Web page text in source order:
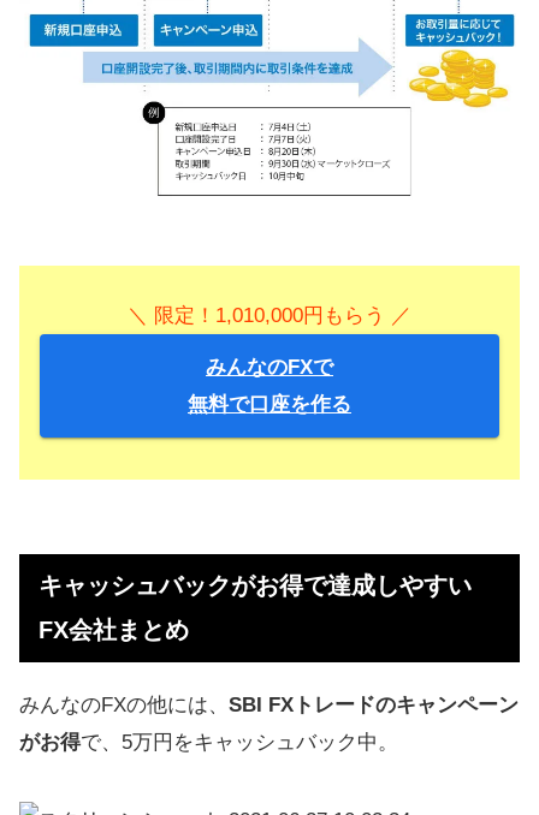
＼ 限定！1,010,000円もらう ／
みんなのFXで
無料で口座を作る
キャッシュバックがお得で達成しやすい
FX会社まとめ
みんなのFXの他には、 SBI FXトレードのキャンペーン
がお得で、5万円をキャッシュバック中。